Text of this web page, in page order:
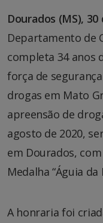
Dourados (MS),
Departamento de
completa 34 anos
força de
drogas em Mato
apreensão de
agosto de 2020,
em Dourados,
Medalha “Águia da
A honraria foi